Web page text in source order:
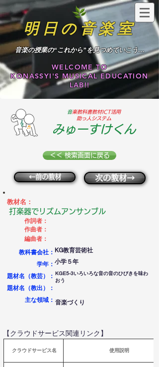
明日の音楽室
​音楽の授業の“これから”を見つめていこう…
WELCOME TO
KONASSYI'S MUSICAL EDUCATION
LAB!!
​音楽教科書教材ICT活用
助っ人システム
みゅーすけくん
＜＜ 検索画面に戻る
←前の教材 次の教材→
教材名：
打楽器でリズムアンサンブル
作詞者：
作曲者：
編曲者：
教科書会社：
学年：
題材名（教芸）：
題材名（教出）：
​主な領域：
KG教育芸術社
小学５年
KGE5-3いろいろな音の音のひびきを味わ
おう
音楽づくり
クラウドサービス名 使用説明
【クラウドサービス関連リンク】